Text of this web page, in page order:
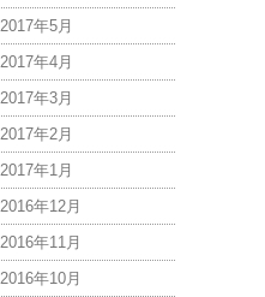
2017年5月
2017年4月
2017年3月
2017年2月
2017年1月
2016年12月
2016年11月
2016年10月